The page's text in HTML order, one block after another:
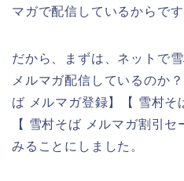
マガで配信しているからです
だから、まずは、ネットで
メルマガ配信しているのか
ば メルマガ登録】【 雪村そ
【 雪村そば メルマガ割引
みることにしました。